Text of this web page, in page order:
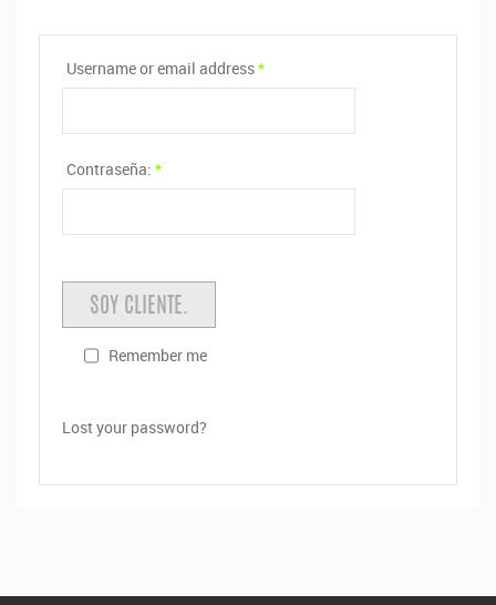
Username or email address*
Contraseña: *
Remember me
Lost your password?